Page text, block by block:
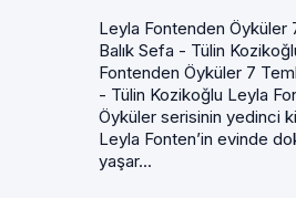
Leyla Fontenden Öyküler
Balık Sefa - Tülin
Fontenden Öyküler 7
- Tülin Kozikoğlu Leyla
Öyküler serisinin yedinci
Leyla Fonten’in evinde
yaşar...